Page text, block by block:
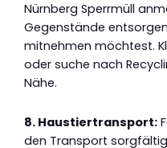
Nürnberg Sperrmüll
Gegenstände
mitnehmen möchtest.
oder suche nach
Nähe.
8. Haustiertransport:
den Transport